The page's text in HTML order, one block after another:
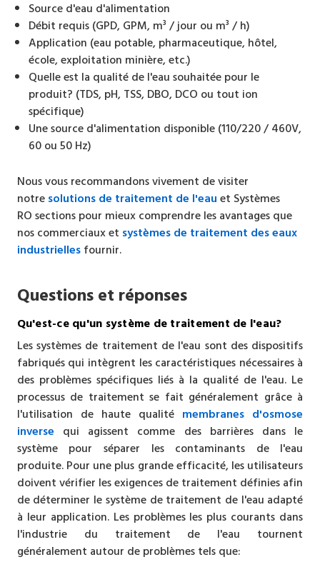
Source d'eau d'alimentation
Débit requis (GPD, GPM, m³ / jour ou m³ / h)
Application (eau potable, pharmaceutique, hôtel,
école, exploitation minière, etc.)
Quelle est la qualité de l'eau souhaitée pour le
produit? (TDS, pH, TSS, DBO, DCO ou tout ion
spécifique)
Une source d'alimentation disponible (110/220 / 460V,
60 ou 50 Hz)
Nous vous recommandons vivement de visiter
notresolutions de traitement de l'eauet Systèmes
ROsections pour mieux comprendre les avantages que
nos commerciaux et systèmes de traitement des eaux
industriellesfournir.
Questions et réponses
Qu'est-ce qu'un système de traitement de l'eau?
Les systèmes de traitement de l'eau sont des dispositifs
fabriqués qui intègrent les caractéristiques nécessaires à
des problèmes spécifiques liés à la qualité de l'eau. Le
processus de traitement se fait généralement grâce à
l'utilisation de haute qualité membranes d'osmose
inverse qui agissent comme des barrières dans le
système pour séparer les contaminants de l'eau
produite.Pour une plus grande efficacité, les utilisateurs
doivent vérifier les exigences de traitement définies afin
de déterminer le système de traitement de l'eau adapté
à leur application. Les problèmes les plus courants dans
l'industrie du traitement de l'eau tournent
généralement autour de problèmes tels que: